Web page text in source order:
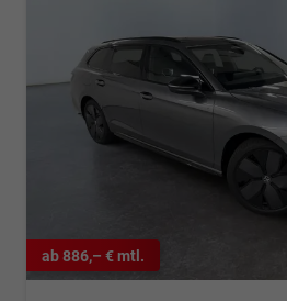
ab 886,– € mtl.